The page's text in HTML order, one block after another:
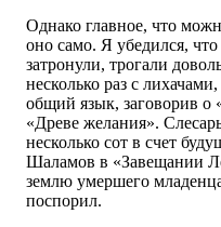
Однако главное, что
оно само. Я убедился,
затронули, трогали
несколько раз с
общий язык, заговорив о
«Древе желания».
несколько сот в счет
Шаламов в «Завещании
землю умершего
поспорил.